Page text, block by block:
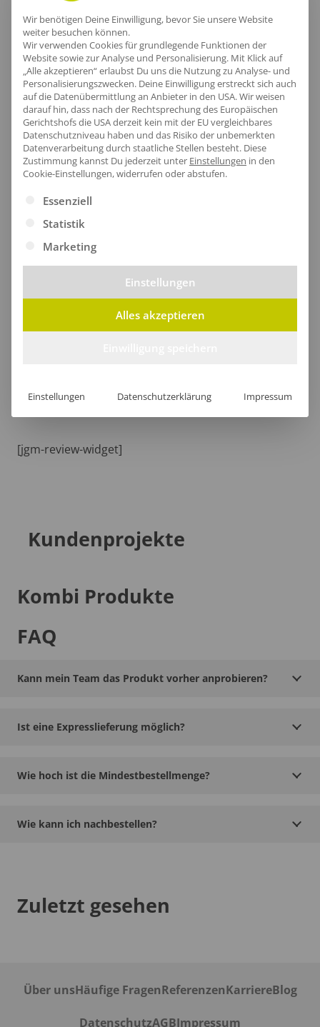
Produktinfo
Artikel-Nr.:RG1430
Geschlecht:Herren
Armlänge:Langarm|Manschetten|Set-In
Obermaterial:100% Polyester
Grammatur:160 g/m²
Pflegehinweis:
Größentabelle
[jgm-review-widget]
Kundenprojekte
Kombi Produkte
FAQ
Kann mein Team das Produkt vorher anprobieren?
Ist eine Expresslieferung möglich?
Wie hoch ist die Mindestbestellmenge?
Wie kann ich nachbestellen?
Zuletzt gesehen
Über unsHäufige FragenReferenzenKarriereBlog
DatenschutzAGBImpressum
Wir benötigen Deine Einwilligung, bevor Sie unsere Website
weiter besuchen können.
Wir verwenden Cookies für grundlegende Funktionen der
Website sowie zur Analyse und Personalisierung. Mit Klick auf
„Alle akzeptieren“ erlaubst Du uns die Nutzung zu Analyse- und
Personalisierungszwecken. Deine Einwilligung erstreckt sich auch
auf die Datenübermittlung an Anbieter in den USA. Wir weisen
darauf hin, dass nach der Rechtsprechung des Europäischen
Gerichtshofs die USA derzeit kein mit der EU vergleichbares
Datenschutzniveau haben und das Risiko der unbemerkten
Datenverarbeitung durch staatliche Stellen besteht. Diese
Zustimmung kannst Du jederzeit unter Einstellungen in den
Cookie-Einstellungen, widerrufen oder abstufen.
Es folgt eine Liste der Service-Gruppen, für die eine
Essenziell
Statistik
Marketing
Einstellungen
Alles akzeptieren
Einstellungen Datenschutzerklärung Impressum